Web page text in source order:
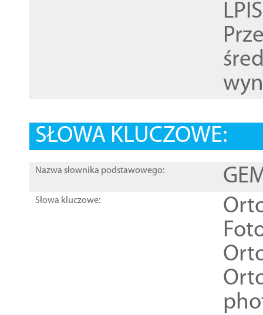
SŁOWA KLUCZOWE:
Nazwa słownika podstawowego:
Słowa kluczowe: